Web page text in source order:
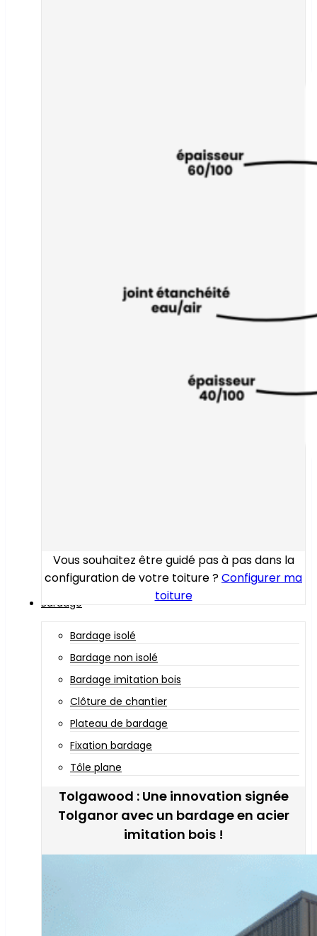
Vous souhaitez être guidé pas à pas dans la
configuration de votre toiture ?Configurer ma
toiture
Bardage
Bardage isolé
Bardage non isolé
Bardage imitation bois
Clôture de chantier
Plateau de bardage
Fixation bardage
Tôle plane
Tolgawood : Une innovation signée
Tolganor avec un bardage en acier
imitation bois !